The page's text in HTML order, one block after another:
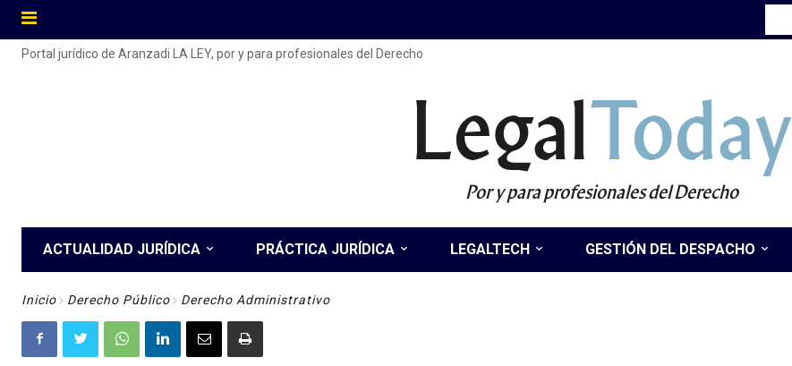
Portal jurídico de Aranzadi LA LEY, por y para profesionales del Derecho
LegalToday
Por y para profesionales del Derecho
ACTUALIDAD JURÍDICA PRÁCTICA JURÍDICA LEGALTECH GESTIÓN DEL DESPACHO
Inicio Derecho Público Derecho Administrativo